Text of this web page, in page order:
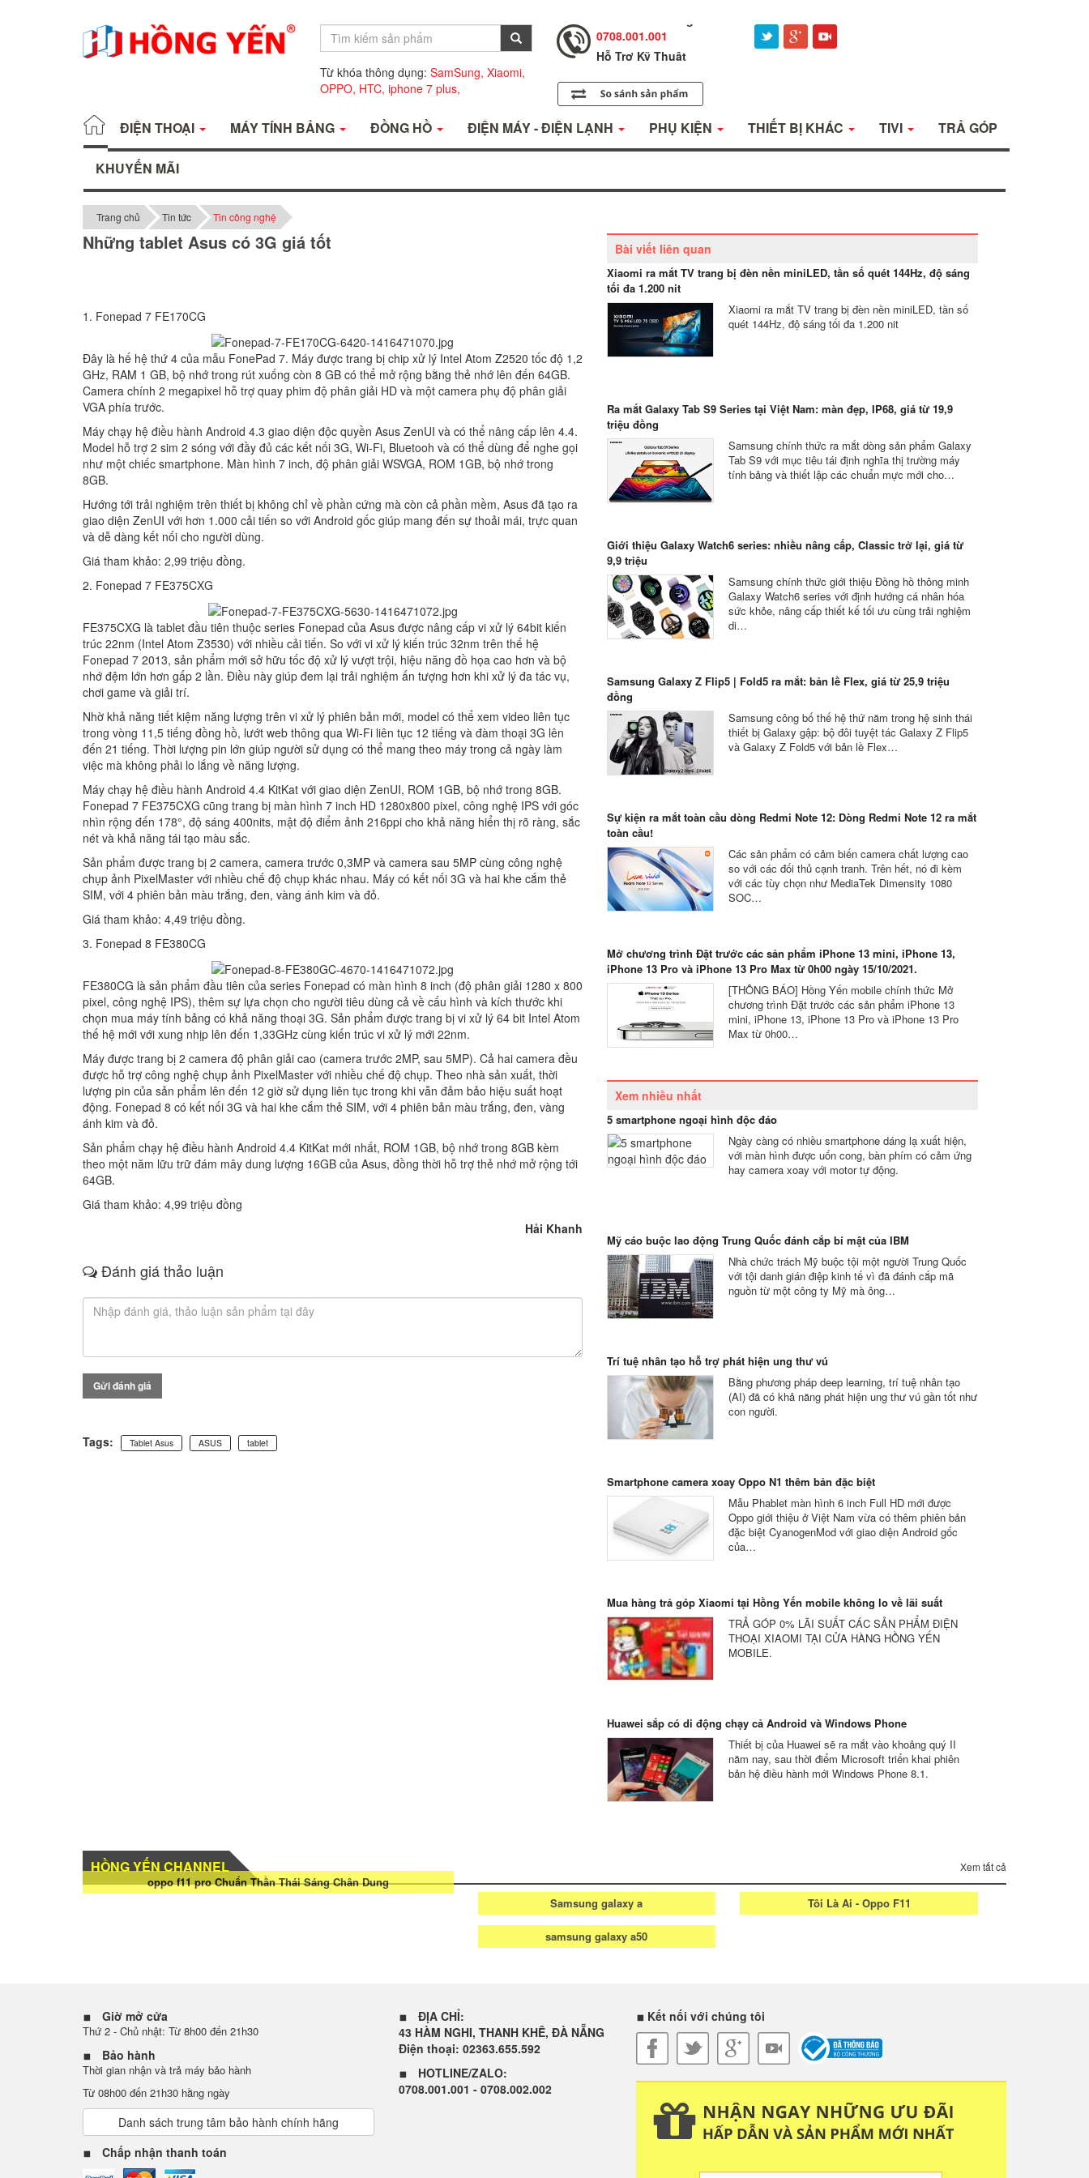
Từ khóa thông dụng: SamSung, Xiaomi,
OPPO, HTC, iphone 7 plus,
Hỗ Trợ Kỹ Thuật
0708.002.002
0708.001.001
ĐIỆN THOẠI MÁY TÍNH BẢNG ĐỒNG HỒ ĐIỆN MÁY - ĐIỆN LẠNH PHỤ KIỆN THIẾT BỊ KHÁC TIVI TRẢ GÓP
KHUYẾN MÃI
Trang chủ Tin tức Tin công nghệ
Những tablet Asus có 3G giá tốt
1. Fonepad 7 FE170CG
Đây là hế hệ thứ 4 của mẫu FonePad 7. Máy được trang bị chip xử lý Intel Atom Z2520 tốc độ 1,2
GHz, RAM 1 GB, bộ nhớ trong rút xuống còn 8 GB có thể mở rộng bằng thẻ nhớ lên đến 64GB.
Camera chính 2 megapixel hỗ trợ quay phim độ phân giải HD và một camera phụ độ phân giải
VGA phía trước.
Máy chạy hệ điều hành Android 4.3 giao diện độc quyền Asus ZenUI và có thể nâng cấp lên 4.4.
Model hỗ trợ 2 sim 2 sóng với đầy đủ các kết nối 3G, Wi-Fi, Bluetooh và có thể dùng để nghe gọi
như một chiếc smartphone. Màn hình 7 inch, độ phân giải WSVGA, ROM 1GB, bộ nhớ trong
8GB.
Hướng tới trải nghiệm trên thiết bị không chỉ về phần cứng mà còn cả phần mềm, Asus đã tạo ra
giao diện ZenUI với hơn 1.000 cải tiến so với Android gốc giúp mang đến sự thoải mái, trực quan
và dễ dàng kết nối cho người dùng.
Giá tham khảo: 2,99 triệu đồng.
2. Fonepad 7 FE375CXG
FE375CXG là tablet đầu tiên thuộc series Fonepad của Asus được nâng cấp vi xử lý 64bit kiến
trúc 22nm (Intel Atom Z3530) với nhiều cải tiến. So với vi xử lý kiến trúc 32nm trên thế hệ
Fonepad 7 2013, sản phẩm mới sở hữu tốc độ xử lý vượt trội, hiệu năng đồ họa cao hơn và bộ
nhớ đệm lớn hơn gấp 2 lần. Điều này giúp đem lại trải nghiệm ấn tượng hơn khi xử lý đa tác vụ,
chơi game và giải trí.
Nhờ khả năng tiết kiệm năng lượng trên vi xử lý phiên bản mới, model có thể xem video liên tục
trong vòng 11,5 tiếng đồng hồ, lướt web thông qua Wi-Fi liên tục 12 tiếng và đàm thoại 3G lên
đến 21 tiếng. Thời lượng pin lớn giúp người sử dụng có thể mang theo máy trong cả ngày làm
việc mà không phải lo lắng về năng lượng.
Máy chạy hệ điều hành Android 4.4 KitKat với giao diện ZenUI, ROM 1GB, bộ nhớ trong 8GB.
Fonepad 7 FE375CXG cũng trang bị màn hình 7 inch HD 1280x800 pixel, công nghệ IPS với góc
nhìn rộng đến 178°, độ sáng 400nits, mật độ điểm ảnh 216ppi cho khả năng hiển thị rõ ràng, sắc
nét và khả năng tái tạo màu sắc.
Sản phẩm được trang bị 2 camera, camera trước 0,3MP và camera sau 5MP cùng công nghệ
chụp ảnh PixelMaster với nhiều chế độ chụp khác nhau. Máy có kết nối 3G và hai khe cắm thẻ
SIM, với 4 phiên bản màu trắng, đen, vàng ánh kim và đỏ.
Giá tham khảo: 4,49 triệu đồng.
3. Fonepad 8 FE380CG
FE380CG là sản phẩm đầu tiên của series Fonepad có màn hình 8 inch (độ phân giải 1280 x 800
pixel, công nghệ IPS), thêm sự lựa chọn cho người tiêu dùng cả về cấu hình và kích thước khi
chọn mua máy tính bảng có khả năng thoại 3G. Sản phẩm được trang bị vi xử lý 64 bit Intel Atom
thế hệ mới với xung nhịp lên đến 1,33GHz cùng kiến trúc vi xử lý mới 22nm.
Máy được trang bị 2 camera độ phân giải cao (camera trước 2MP, sau 5MP). Cả hai camera đều
được hỗ trợ công nghệ chụp ảnh PixelMaster với nhiều chế độ chụp. Theo nhà sản xuất, thời
lượng pin của sản phẩm lên đến 12 giờ sử dụng liên tục trong khi vẫn đảm bảo hiệu suất hoạt
động. Fonepad 8 có kết nối 3G và hai khe cắm thẻ SIM, với 4 phiên bản màu trắng, đen, vàng
ánh kim và đỏ.
Sản phẩm chạy hệ điều hành Android 4.4 KitKat mới nhất, ROM 1GB, bộ nhớ trong 8GB kèm
theo một năm lữu trữ đám mây dung lượng 16GB của Asus, đồng thời hỗ trợ thẻ nhớ mở rộng tới
64GB.
Giá tham khảo: 4,99 triệu đồng
Hải Khanh
Đánh giá thảo luận
Gửi đánh giá
Tags: Tablet Asus ASUS tablet
Bài viết liên quan
Xiaomi ra mắt TV trang bị đèn nền miniLED, tần số quét 144Hz, độ sáng
tối đa 1.200 nit
Xiaomi ra mắt TV trang bị đèn nền miniLED, tần số
quét 144Hz, độ sáng tối đa 1.200 nit
Ra mắt Galaxy Tab S9 Series tại Việt Nam: màn đẹp, IP68, giá từ 19,9
triệu đồng
Samsung chính thức ra mắt dòng sản phẩm Galaxy
Tab S9 với mục tiêu tái định nghĩa thị trường máy
tính bảng và thiết lập các chuẩn mực mới cho…
Giới thiệu Galaxy Watch6 series: nhiều nâng cấp, Classic trở lại, giá từ
9,9 triệu
Samsung chính thức giới thiệu Đồng hồ thông minh
Galaxy Watch6 series với định hướng cá nhân hóa
sức khỏe, nâng cấp thiết kế tối ưu cùng trải nghiệm
di…
Samsung Galaxy Z Flip5 | Fold5 ra mắt: bản lề Flex, giá từ 25,9 triệu
đồng
Samsung công bố thế hệ thứ năm trong hệ sinh thái
thiết bị Galaxy gập: bộ đôi tuyệt tác Galaxy Z Flip5
và Galaxy Z Fold5 với bản lề Flex…
Sự kiện ra mắt toàn cầu dòng Redmi Note 12: Dòng Redmi Note 12 ra mắt
toàn cầu!
Các sản phẩm có cảm biến camera chất lượng cao
so với các đối thủ cạnh tranh. Trên hết, nó đi kèm
với các tùy chọn như MediaTek Dimensity 1080
SOC…
Mở chương trình Đặt trước các sản phẩm iPhone 13 mini, iPhone 13,
iPhone 13 Pro và iPhone 13 Pro Max từ 0h00 ngày 15/10/2021.
[THÔNG BÁO] Hồng Yến mobile chính thức Mở
chương trình Đặt trước các sản phẩm iPhone 13
mini, iPhone 13, iPhone 13 Pro và iPhone 13 Pro
Max từ 0h00…
Xem nhiều nhất
5 smartphone ngoại hình độc đáo
Ngày càng có nhiều smartphone dáng lạ xuất hiện,
với màn hình được uốn cong, bàn phím có cảm ứng
hay camera xoay với motor tự động.
Mỹ cáo buộc lao động Trung Quốc đánh cắp bí mật của IBM
Nhà chức trách Mỹ buộc tội một người Trung Quốc
với tội danh gián điệp kinh tế vì đã đánh cắp mã
nguồn từ một công ty Mỹ mà ông…
Trí tuệ nhân tạo hỗ trợ phát hiện ung thư vú
Bằng phương pháp deep learning, trí tuệ nhân tạo
(AI) đã có khả năng phát hiện ung thư vú gần tốt như
con người.
Smartphone camera xoay Oppo N1 thêm bản đặc biệt
Mẫu Phablet màn hình 6 inch Full HD mới được
Oppo giới thiệu ở Việt Nam vừa có thêm phiên bản
đặc biệt CyanogenMod với giao diện Android gốc
của…
Mua hàng trả góp Xiaomi tại Hồng Yến mobile không lo về lãi suất
TRẢ GÓP 0% LÃI SUẤT CÁC SẢN PHẨM ĐIỆN
THOẠI XIAOMI TẠI CỬA HÀNG HỒNG YẾN
MOBILE.
Huawei sắp có di động chạy cả Android và Windows Phone
Thiết bị của Huawei sẽ ra mắt vào khoảng quý II
năm nay, sau thời điểm Microsoft triển khai phiên
bản hệ điều hành mới Windows Phone 8.1.
HỒNG YẾN CHANNEL Xem tất cả
oppo f11 pro Chuẩn Thần Thái Sáng Chân Dung
Samsung galaxy a